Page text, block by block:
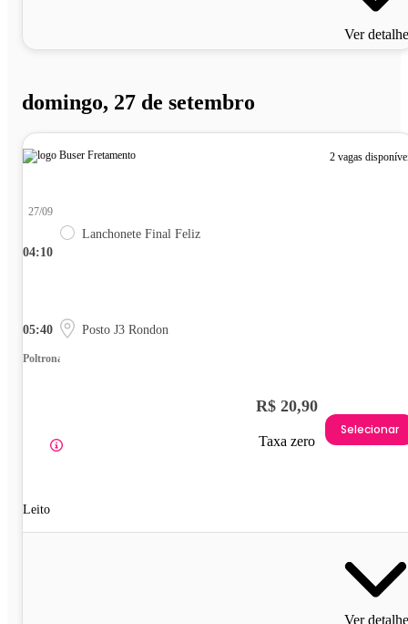
Ver
domingo, 27 de setembro
2 vagas
04:10
27/09
Lanchonete Final Feliz
05:40 Posto J3 Rondon
Poltrona
Leito
R$ 20,90
Taxa zero
Selecionar
Ver